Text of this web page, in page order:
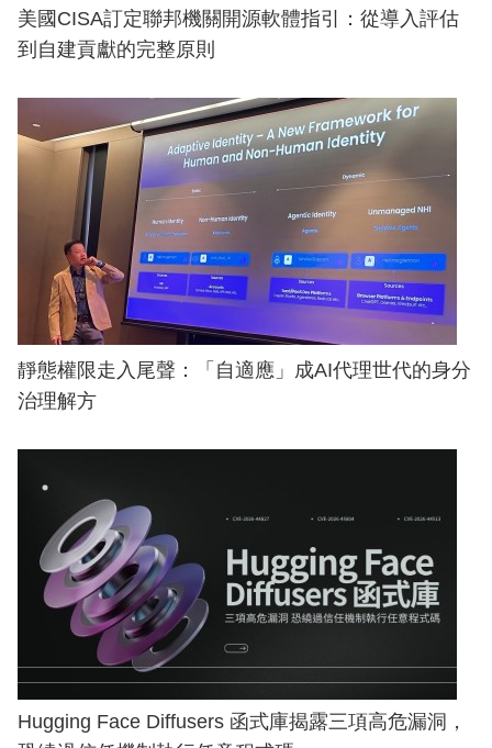
美國CISA訂定聯邦機關開源軟體指引：從導入評估
到自建貢獻的完整原則
靜態權限走入尾聲：「自適應」成AI代理世代的身分
治理解方
Hugging Face Diffusers 函式庫揭露三項高危漏洞，